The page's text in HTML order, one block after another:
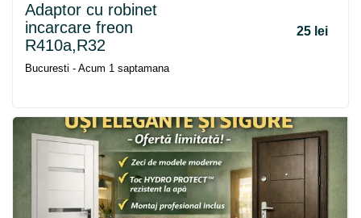
Adaptor cu robinet
incarcare freon
R410a,R32
25 lei
Bucuresti - Acum 1 saptamana